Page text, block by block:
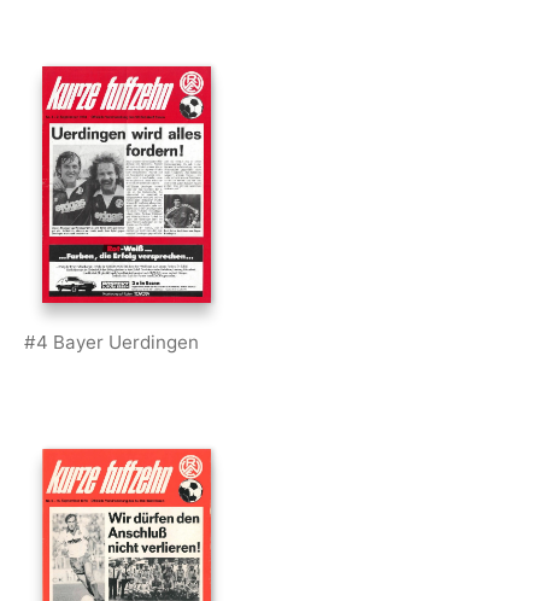
#4 Bayer Uerdingen